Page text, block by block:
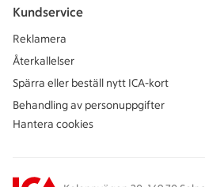
Kundservice
Reklamera
Återkallelser
Spärra eller beställ nytt ICA-kort
Behandling av personuppgifter
Hantera cookies